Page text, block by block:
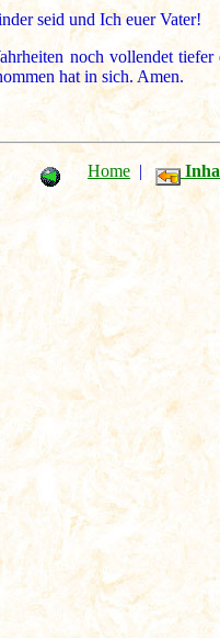
seid und Ich euer Vater!
noch vollendet
hat in sich. Amen.
Home |